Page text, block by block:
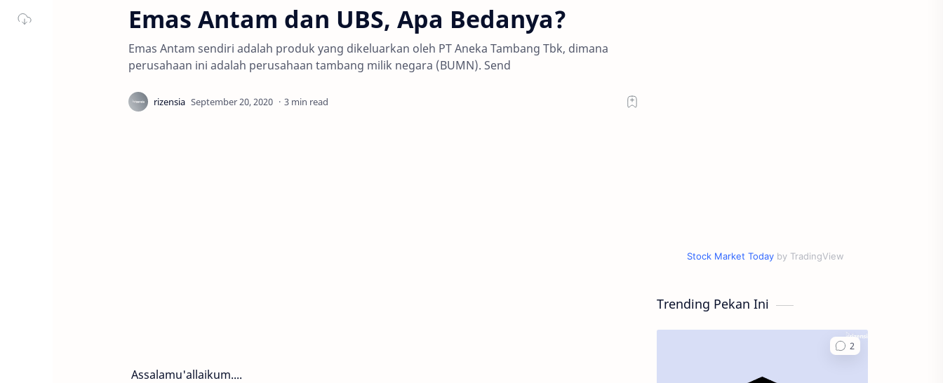
Emas Antam dan UBS, Apa Bedanya?
Emas Antam sendiri adalah produk yang dikeluarkan oleh PT Aneka Tambang Tbk, dimana
perusahaan ini adalah perusahaan tambang milik negara (BUMN). Send
3 min read
Assalamu'allaikum....
Stock Market Todayby TradingView
Trending Pekan Ini